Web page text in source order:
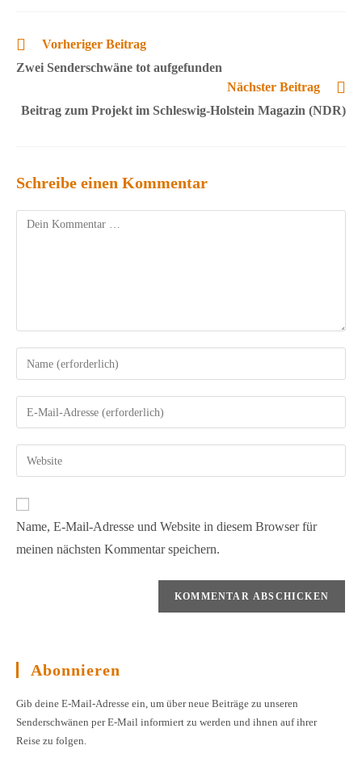
Vorheriger Beitrag
Zwei Senderschwäne tot aufgefunden
Nächster Beitrag
Beitrag zum Projekt im Schleswig-Holstein Magazin (NDR)
Schreibe einen Kommentar
Name, E-Mail-Adresse und Website in diesem Browser für
meinen nächsten Kommentar speichern.
Abonnieren
Gib deine E-Mail-Adresse ein, um über neue Beiträge zu unseren
Senderschwänen per E-Mail informiert zu werden und ihnen auf ihrer
Reise zu folgen.